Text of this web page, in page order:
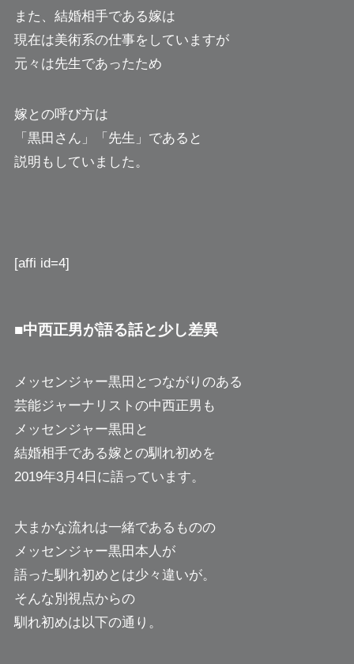
また、結婚相手である嫁は
現在は美術系の仕事をしていますが
元々は先生であったため
嫁との呼び方は
「黒田さん」「先生」であると
説明もしていました。
[affi id=4]
■中西正男が語る話と少し差異
メッセンジャー黒田とつながりのある
芸能ジャーナリストの中西正男も
メッセンジャー黒田と
結婚相手である嫁との馴れ初めを
2019年3月4日に語っています。
大まかな流れは一緒であるものの
メッセンジャー黒田本人が
語った馴れ初めとは少々違いが。
そんな別視点からの
馴れ初めは以下の通り。